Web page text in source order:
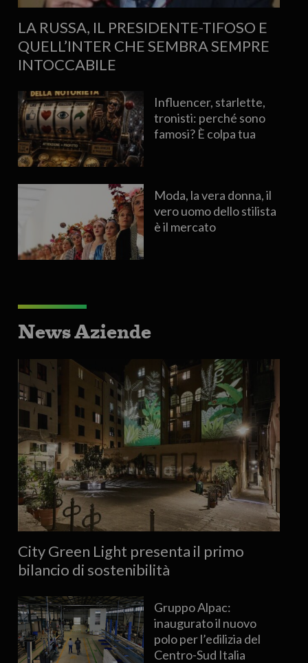
LA RUSSA, IL PRESIDENTE-TIFOSO E
QUELL’INTER CHE SEMBRA SEMPRE
INTOCCABILE
Influencer, starlette,
tronisti: perché sono
famosi? È colpa tua
Moda, la vera donna, il
vero uomo dello stilista
è il mercato
News Aziende
City Green Light presenta il primo
bilancio di sostenibilità
Gruppo Alpac:
inaugurato il nuovo
polo per l’edilizia del
Centro-Sud Italia